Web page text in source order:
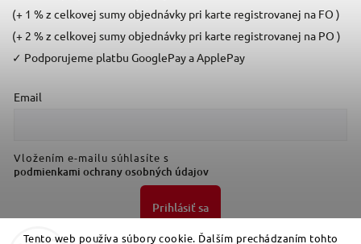
Tento web používa súbory cookie. Ďalším prechádzaním tohto
(+ 1 % z celkovej sumy objednávky pri karte registrovanej na FO )
(+ 2 % z celkovej sumy objednávky pri karte registrovanej na PO )
✓ Podporujeme platbu GooglePay a ApplePay
Email
Vložením e-mailu súhlasíte s
podmienkami ochrany osobných údajov
Prihlásiť sa